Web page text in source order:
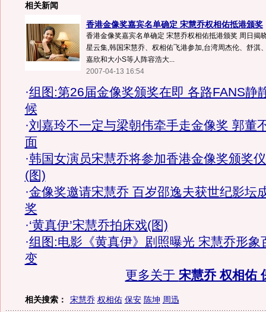
相关新闻
香港金像奖嘉宾名单确定 宋慧乔权相佑抵港颁奖
香港金像奖嘉宾名单确定 宋慧乔权相佑抵港颁奖 周日揭
星云集,韩国宋慧乔、权相佑飞港参加,台湾周杰伦、舒淇
嘉欣和大小S等人阵容浩大...
2007-04-13 16:54
·组图:第26届金像奖颁奖在即 各路FANS静
候
·刘嘉玲不一定与梁朝伟牵手走金像奖 郭董
面
·韩国女演员宋慧乔将参加香港金像奖颁奖
(图)
·金像奖邀请宋慧乔 百岁邵逸夫获世纪影坛
奖
·‘黄真伊’宋慧乔拍床戏(图)
·组图:电影《黄真伊》剧照曝光 宋慧乔形象
变
更多关于 宋慧乔 权相佑
相关搜索： 宋慧乔 权相佑 保安 陈坤 周迅